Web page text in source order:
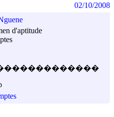
d'aptitude
02/10/2008